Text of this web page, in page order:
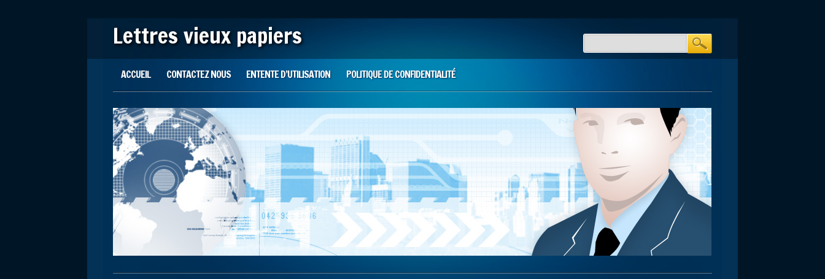
Lettres vieux papiers
Main menu
ACCUEIL CONTACTEZ NOUS ENTENTE D’UTILISATION POLITIQUE DE CONFIDENTIALITÉ